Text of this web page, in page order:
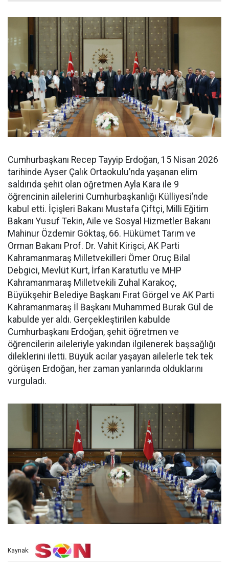
Cumhurbaşkanı Recep Tayyip Erdoğan, 15 Nisan 2026
tarihinde Ayser Çalık Ortaokulu’nda yaşanan elim
saldırıda şehit olan öğretmen Ayla Kara ile 9
öğrencinin ailelerini Cumhurbaşkanlığı Külliyesi’nde
kabul etti. İçişleri Bakanı Mustafa Çiftçi, Milli Eğitim
Bakanı Yusuf Tekin, Aile ve Sosyal Hizmetler Bakanı
Mahinur Özdemir Göktaş, 66. Hükümet Tarım ve
Orman Bakanı Prof. Dr. Vahit Kirişci, AK Parti
Kahramanmaraş Milletvekilleri Ömer Oruç Bilal
Debgici, Mevlüt Kurt, İrfan Karatutlu ve MHP
Kahramanmaraş Milletvekili Zuhal Karakoç,
Büyükşehir Belediye Başkanı Fırat Görgel ve AK Parti
Kahramanmaraş İl Başkanı Muhammed Burak Gül de
kabulde yer aldı. Gerçekleştirilen kabulde
Cumhurbaşkanı Erdoğan, şehit öğretmen ve
öğrencilerin aileleriyle yakından ilgilenerek başsağlığı
dileklerini iletti. Büyük acılar yaşayan ailelerle tek tek
görüşen Erdoğan, her zaman yanlarında olduklarını
vurguladı.
Kaynak: